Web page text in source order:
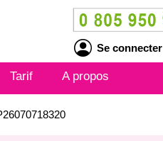
Se connecter
Tarif A propos